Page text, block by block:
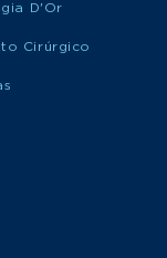
D'Or
Cirúrgico